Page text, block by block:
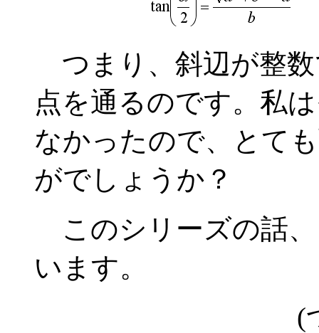
つまり、斜辺が整
点を通るのです。私
なかったので、とて
がでしょうか？
このシリーズの話
います。
(